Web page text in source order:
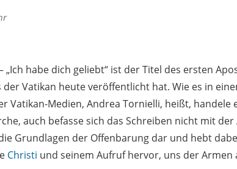
„Ich habe dich geliebt“ ist der Titel des ersten
der Vatikan heute veröffentlicht hat. Wie es in
Vatikan-Medien, Andrea Tornielli, heißt, handele
auch befasse sich das Schreiben nicht mit
Grundlagen der Offenbarung dar und hebt
Christi und seinem Aufruf hervor, uns der Armen